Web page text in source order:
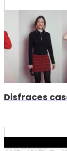
Disfraces